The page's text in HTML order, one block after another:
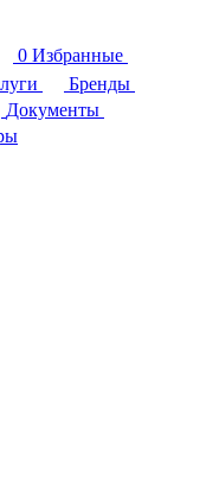
0 Избранные
Бренды
Документы